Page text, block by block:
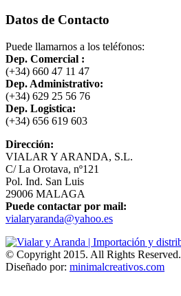
Datos de Contacto
Puede llamarnos a los teléfonos:
Dep. Comercial :
(+34) 660 47 11 47
Dep. Administrativo:
(+34) 629 25 56 76
Dep. Logistica:
(+34) 656 619 603
Dirección:
VIALAR Y ARANDA, S.L.
C/ La Orotava, nº121
Pol. Ind. San Luis
29006 MALAGA
Puede contactar por mail:
vialaryaranda@yahoo.es
© Copyright 2015. All Rights Reserved.
Diseñado por: minimalcreativos.com